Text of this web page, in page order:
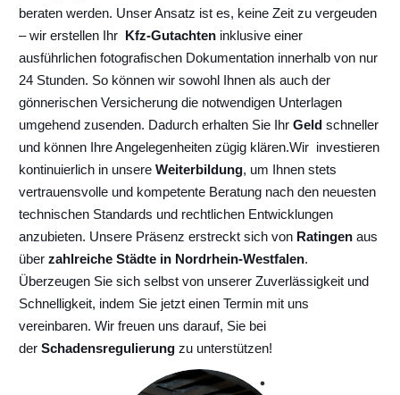
beraten werden. Unser Ansatz ist es, keine Zeit zu vergeuden
– wir erstellen Ihr Kfz-Gutachten inklusive einer
ausführlichen fotografischen Dokumentation innerhalb von nur
24 Stunden. So können wir sowohl Ihnen als auch der
gönnerischen Versicherung die notwendigen Unterlagen
umgehend zusenden. Dadurch erhalten Sie Ihr Geld schneller
und können Ihre Angelegenheiten zügig klären.Wir investieren
kontinuierlich in unsere Weiterbildung, um Ihnen stets
vertrauensvolle und kompetente Beratung nach den neuesten
technischen Standards und rechtlichen Entwicklungen
anzubieten. Unsere Präsenz erstreckt sich von Ratingen aus
über zahlreiche Städte in Nordrhein-Westfalen.
Überzeugen Sie sich selbst von unserer Zuverlässigkeit und
Schnelligkeit, indem Sie jetzt einen Termin mit uns
vereinbaren. Wir freuen uns darauf, Sie bei
der Schadensregulierung zu unterstützen!